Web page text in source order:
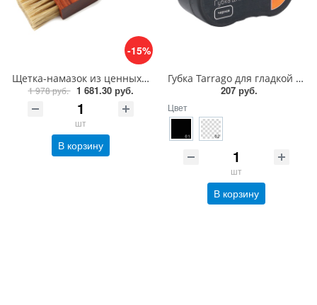
-15%
Щетка-намазок из ценных пород дерева Saphir Brosse Pommadier
1 978 руб. 1 681.30 руб.
шт
В корзину
Губка Tarrago для гладкой кожи силикон
207 руб.
Цвет
шт
В корзину